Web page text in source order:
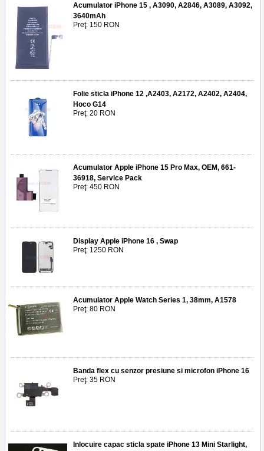
Acumulator iPhone 15 , A3090, A2846, A3089, A3092,
3640mAh
Preţ: 150 RON
Folie sticla iPhone 12 ,A2403, A2172, A2402, A2404,
Hoco G14
Preţ: 20 RON
Acumulator Apple iPhone 15 Pro Max, OEM, 661-
36918, Service Pack
Preţ: 450 RON
Display Apple iPhone 16 , Swap
Preţ: 1250 RON
Acumulator Apple Watch Series 1, 38mm, A1578
Preţ: 80 RON
Banda flex cu senzor presiune si microfon iPhone 16
Preţ: 35 RON
Inlocuire capac sticla spate iPhone 13 Mini Starlight,